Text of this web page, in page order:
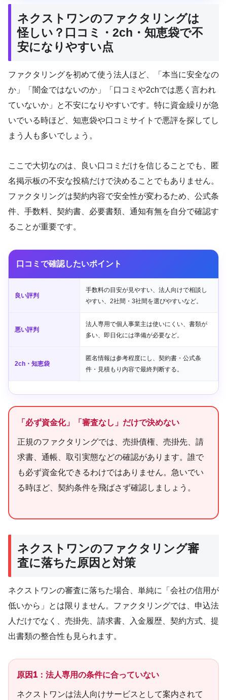
ネクストワンのファクタリングは
怪しい？口コミ・2ch・知恵袋で不
安になりやすい点
ファクタリングを初めて使う法人ほど、「本当に安全なの
か」「闇金ではないのか」「口コミや2chでは悪く言われ
ていないか」と不安になりやすいです。特に資金繰りが急
いでいる時ほど、知恵袋や口コミサイトで悪評を探してし
まう人も多いでしょう。
ここで大切なのは、良い口コミだけを信じることでも、匿
名掲示板の不安な投稿だけで決めることでもありません。
ファクタリングは契約内容で安全性が変わるため、公式条
件、手数料、契約書、必要書類、通知有無を自分で確認す
ることが重要です。
口コミで確認したいポイント
良い評判
手数料の目安が見やすい、法人向けで相談し
やすい、2社間・3社間を選びやすいなど。
悪い評判
法人専用で個人事業主は使いにくい、書類が
多い、即日化には準備が必要など。
2ch・知恵袋
匿名情報は参考程度にし、契約書・公式条
件・見積もり内容で最終判断する。
「必ず資金化」「審査なし」だけで決めない
正規のファクタリングでは、売掛債権、売掛先、請
求書、通帳、取引実態などの確認があります。誰で
も必ず資金化できるわけではありません。急いでい
る時ほど、契約条件を飛ばさず確認しましょう。
ネクストワンのファクタリング審
査に落ちた原因と対策
ネクストワンの審査に落ちた場合、単純に「会社の信用が
低いから」とは限りません。ファクタリングでは、申込法
人だけでなく、売掛先、請求書、入金履歴、契約方式、提
出書類の整合性も見られます。
原因1：法人専用の条件に合っていない
ネクストワンは法人向けサービスとして案内されて